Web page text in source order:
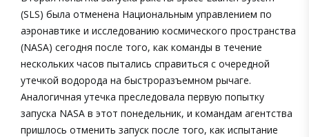
(SLS) была отменена Национальным управлением по
аэронавтике и исследованию космического пространства
(NASA) сегодня после того, как команды в течение
нескольких часов пытались справиться с очередной
утечкой водорода на быстроразъемном рычаге.
Аналогичная утечка преследовала первую попытку
запуска NASA в этот понедельник, и командам агентства
пришлось отменить запуск после того, как испытание